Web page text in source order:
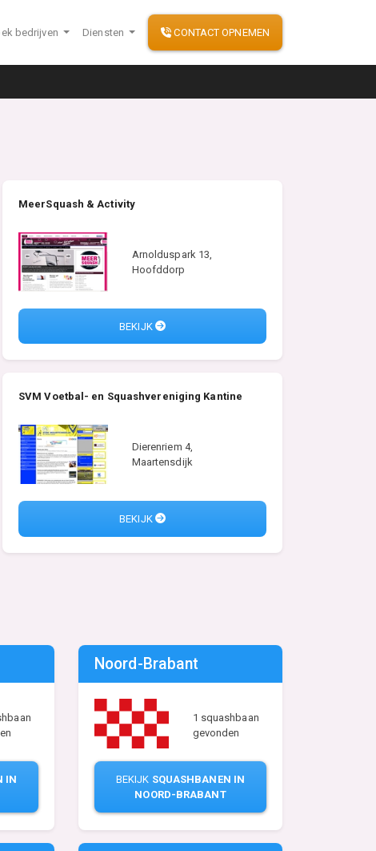
bedrijven Diensten CONTACT OPNEMEN
MeerSquash & Activity
Arnolduspark 13,
Hoofddorp
BEKIJK
SVM Voetbal- en Squashvereniging Kantine
Dierenriem 4,
Maartensdijk
BEKIJK
IN
Noord-Brabant
1 squashbaan
gevonden
BEKIJK SQUASHBANEN IN
NOORD-BRABANT